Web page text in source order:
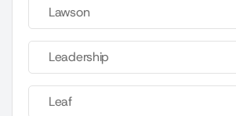
Lawson
Leadership
Leaf